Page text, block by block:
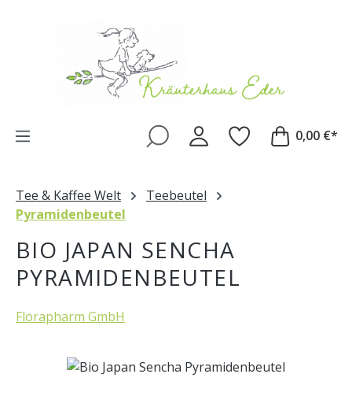
0,00 €*
Tee & Kaffee Welt
Teebeutel
Pyramidenbeutel
BIO JAPAN SENCHA
PYRAMIDENBEUTEL
Florapharm GmbH
Bildergalerie überspringen